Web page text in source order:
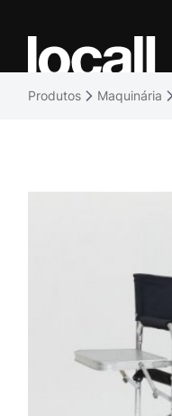
Produtos Maquinária